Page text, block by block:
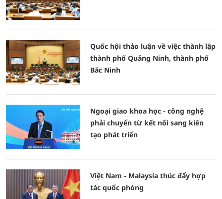
Quốc hội thảo luận về việc thành lập
thành phố Quảng Ninh, thành phố
Bắc Ninh
Ngoại giao khoa học - công nghệ
phải chuyển từ kết nối sang kiến
tạo phát triển
Việt Nam - Malaysia thúc đẩy hợp
tác quốc phòng